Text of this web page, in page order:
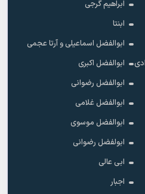
ابراهیم گرجی
ابنتا
ابوالفضل اسماعیلی و آرتا عجمی
ابوالفضل اکبری
ابوالفضل رضوانی
ابوالفضل غلامی
ابوالفضل موسوی
ابولفضل رضوانی
ابی عالی
اجبار